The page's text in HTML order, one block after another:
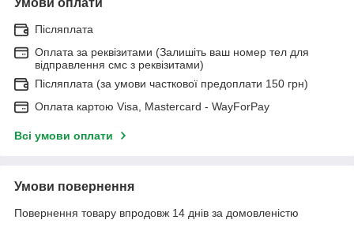
Умови оплати
Післяплата
Оплата за реквізитами (Залишіть ваш номер тел для
відправлення смс з реквізитами)
Післяплата (за умови часткової предоплати 150 грн)
Оплата картою Visa, Mastercard - WayForPay
Всі умови оплати
Умови повернення
Повернення товару впродовж 14 днів за домовленістю